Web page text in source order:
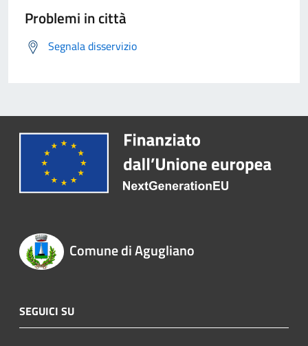
Problemi in città
Segnala disservizio
Comune di Agugliano
SEGUICI SU